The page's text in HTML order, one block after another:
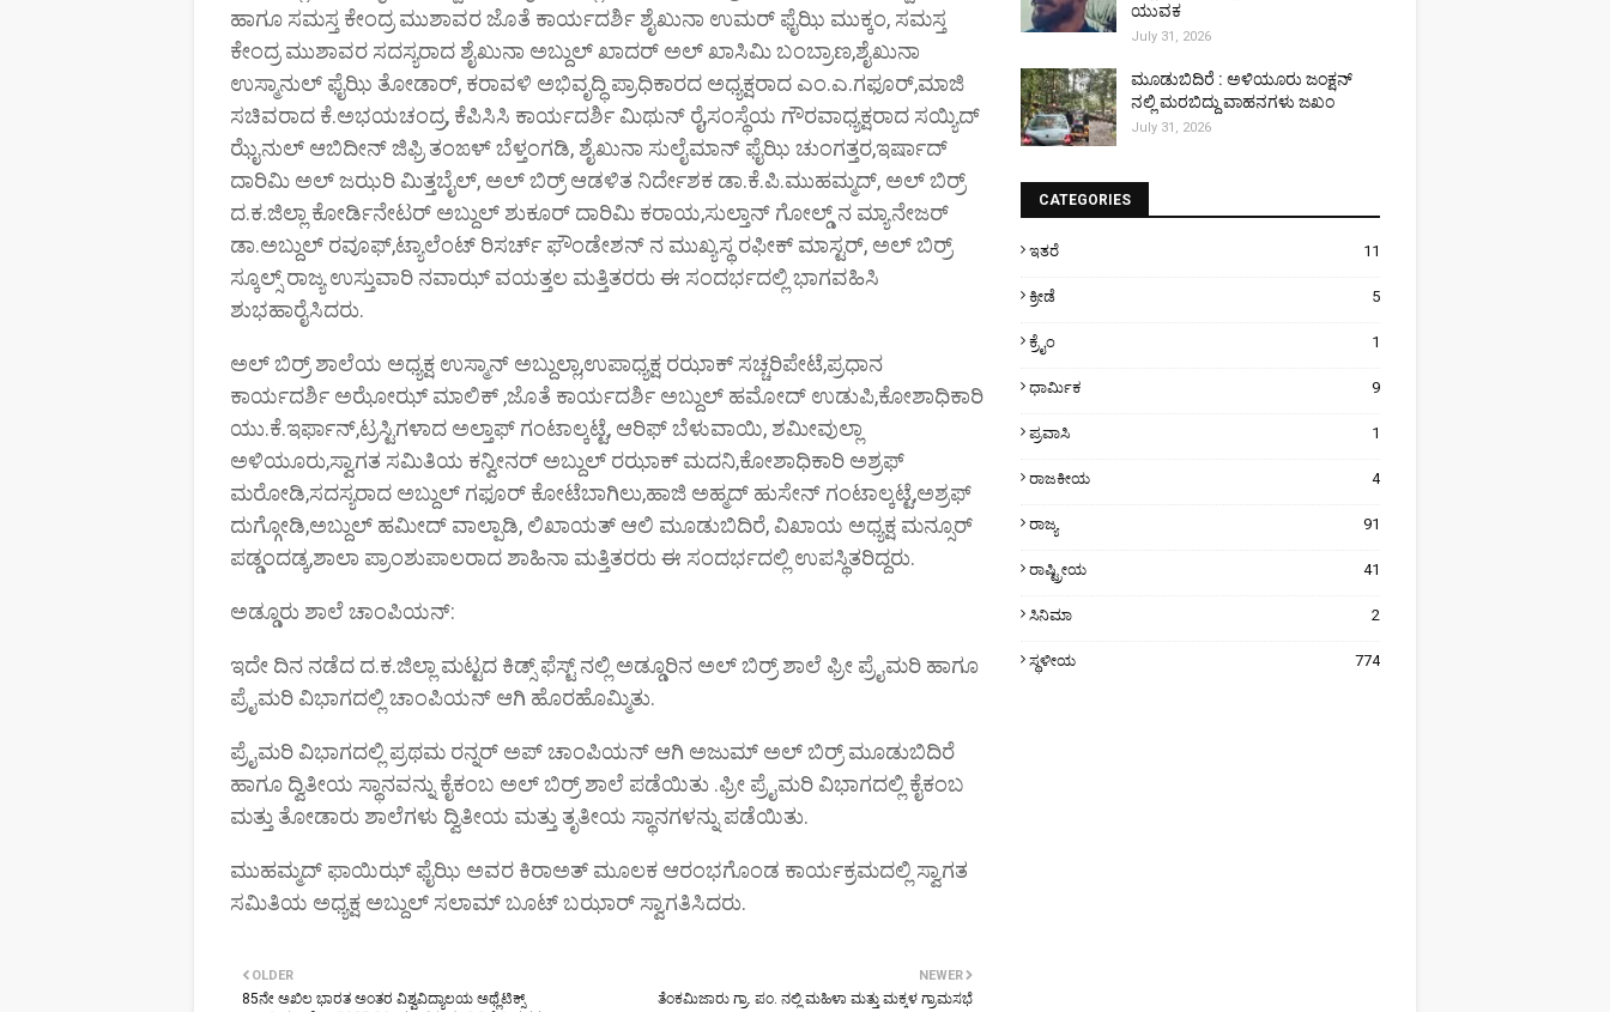
ಹಾಗೂ ಸಮಸ್ತ ಕೇಂದ್ರ ಮುಶಾವರ ಜೊತೆ ಕಾರ್ಯದರ್ಶಿ ಶೈಖುನಾ ಉಮರ್ ಫೈಝಿ ಮುಕ್ಕಂ, ಸಮಸ್ತ
ಕೇಂದ್ರ ಮುಶಾವರ ಸದಸ್ಯರಾದ ಶೈಖುನಾ ಅಬ್ದುಲ್ ಖಾದರ್ ಅಲ್ ಖಾಸಿಮಿ ಬಂಬ್ರಾಣ,ಶೈಖುನಾ
ಉಸ್ಮಾನುಲ್ ಫೈಝಿ ತೋಡಾರ್, ಕರಾವಳಿ ಅಭಿವೃದ್ಧಿ ಪ್ರಾಧಿಕಾರದ ಅಧ್ಯಕ್ಷರಾದ ಎಂ.ಎ.ಗಫೂರ್,ಮಾಜಿ
ಸಚಿವರಾದ ಕೆ.ಅಭಯಚಂದ್ರ, ಕೆಪಿಸಿಸಿ ಕಾರ್ಯದರ್ಶಿ ಮಿಥುನ್ ರೈ,ಸಂಸ್ಥೆಯ ಗೌರವಾಧ್ಯಕ್ಷರಾದ ಸಯ್ಯಿದ್
ಝೈನುಲ್ ಆಬಿದೀನ್ ಜಿಫ್ರಿ ತಂಙಳ್ ಬೆಳ್ತಂಗಡಿ, ಶೈಖುನಾ ಸುಲೈಮಾನ್ ಫೈಝಿ ಚುಂಗತ್ತರ,ಇರ್ಷಾದ್
ದಾರಿಮಿ ಅಲ್ ಜಝರಿ ಮಿತ್ತಬೈಲ್, ಅಲ್ ಬಿರ್ರ್ ಆಡಳಿತ ನಿರ್ದೇಶಕ ಡಾ.ಕೆ.ಪಿ.ಮುಹಮ್ಮದ್, ಅಲ್ ಬಿರ್ರ್
ದ.ಕ.ಜಿಲ್ಲಾ ಕೋರ್ಡಿನೇಟರ್ ಅಬ್ದುಲ್ ಶುಕೂರ್ ದಾರಿಮಿ ಕರಾಯ,ಸುಲ್ತಾನ್ ಗೋಲ್ಡ್ ನ ಮ್ಯಾನೇಜರ್
ಡಾ.ಅಬ್ದುಲ್ ರವೂಫ್,ಟ್ಯಾಲೆಂಟ್‌ ರಿಸರ್ಚ್ ಫೌಂಡೇಶನ್ ನ ಮುಖ್ಯಸ್ಥ ರಫೀಕ್ ಮಾಸ್ಟರ್, ಅಲ್ ಬಿರ್ರ್
ಸ್ಕೂಲ್ಸ್ ರಾಜ್ಯ ಉಸ್ತುವಾರಿ ನವಾಝ್ ವಯತ್ತಲ ಮತ್ತಿತರರು ಈ ಸಂದರ್ಭದಲ್ಲಿ ಭಾಗವಹಿಸಿ
ಶುಭಹಾರೈಸಿದರು.
ಅಲ್ ಬಿರ್ರ್ ಶಾಲೆಯ ಅಧ್ಯಕ್ಷ ಉಸ್ಮಾನ್ ಅಬ್ದುಲ್ಲಾ,ಉಪಾಧ್ಯಕ್ಷ ರಝಾಕ್ ಸಚ್ಚರಿಪೇಟೆ,ಪ್ರಧಾನ
ಕಾರ್ಯದರ್ಶಿ ಅಝೋಝ್ ಮಾಲಿಕ್ ,ಜೊತೆ ಕಾರ್ಯದರ್ಶಿ ಅಬ್ದುಲ್ ಹಮೋದ್ ಉಡುಪಿ,ಕೋಶಾಧಿಕಾರಿ
ಯು.ಕೆ.ಇರ್ಫಾನ್,ಟ್ರಸ್ಟಿಗಳಾದ ಅಲ್ತಾಫ್ ಗಂಟಾಲ್ಕಟ್ಟೆ, ಆರಿಫ್ ಬೆಳುವಾಯಿ, ಶಮೀವುಲ್ಲಾ
ಅಳಿಯೂರು,ಸ್ವಾಗತ ಸಮಿತಿಯ ಕನ್ವೀನರ್ ಅಬ್ದುಲ್ ರಝಾಕ್ ಮದನಿ,ಕೋಶಾಧಿಕಾರಿ ಅಶ್ರಫ್
ಮರೋಡಿ,ಸದಸ್ಯರಾದ ಅಬ್ದುಲ್ ಗಫೂರ್ ಕೋಟೆಬಾಗಿಲು,ಹಾಜಿ ಅಹ್ಮದ್ ಹುಸೇನ್ ಗಂಟಾಲ್ಕಟ್ಟೆ,ಅಶ್ರಫ್
ದುಗ್ಗೋಡಿ,ಅಬ್ದುಲ್ ಹಮೀದ್ ವಾಲ್ಪಾಡಿ, ಲಿಖಾಯತ್ ಆಲಿ ಮೂಡುಬಿದಿರೆ, ವಿಖಾಯ ಅಧ್ಯಕ್ಷ ಮನ್ಸೂರ್
ಪಡ್ಡಂದಡ್ಕ,ಶಾಲಾ ಪ್ರಾಂಶುಪಾಲರಾದ ಶಾಹಿನಾ ಮತ್ತಿತರರು ಈ ಸಂದರ್ಭದಲ್ಲಿ ಉಪಸ್ಥಿತರಿದ್ದರು.
ಅಡ್ಡೂರು ಶಾಲೆ ಚಾಂಪಿಯನ್:
ಇದೇ ದಿನ ನಡೆದ ದ.ಕ.ಜಿಲ್ಲಾ ಮಟ್ಟದ ಕಿಡ್ಸ್ ಫೆಸ್ಟ್ ನಲ್ಲಿ ಅಡ್ಡೂರಿನ ಅಲ್ ಬಿರ್ರ್ ಶಾಲೆ ಫ್ರೀ ಪ್ರೈಮರಿ ಹಾಗೂ
ಪ್ರೈಮರಿ ವಿಭಾಗದಲ್ಲಿ ಚಾಂಪಿಯನ್‌ ಆಗಿ ಹೊರಹೊಮ್ಮಿತು.
ಪ್ರೈಮರಿ ವಿಭಾಗದಲ್ಲಿ ಪ್ರಥಮ ರನ್ನರ್ ಅಪ್ ಚಾಂಪಿಯನ್ ಆಗಿ ಅಜುಮ್ ಅಲ್ ಬಿರ್ರ್ ಮೂಡುಬಿದಿರೆ
ಹಾಗೂ ದ್ವಿತೀಯ ಸ್ಥಾನವನ್ನು ಕೈಕಂಬ ಅಲ್ ಬಿರ್ರ್ ಶಾಲೆ ಪಡೆಯಿತು ‌‌.ಫ್ರೀ ಪ್ರೈಮರಿ ವಿಭಾಗದಲ್ಲಿ ಕೈಕಂಬ
ಮತ್ತು ತೋಡಾರು ಶಾಲೆಗಳು ದ್ವಿತೀಯ ಮತ್ತು ತೃತೀಯ ಸ್ಥಾನಗಳನ್ನು ಪಡೆಯಿತು.
ಮುಹಮ್ಮದ್ ಫಾಯಿಝ್ ಫೈಝಿ ಅವರ ಕಿರಾಅತ್ ಮೂಲಕ ಆರಂಭಗೊಂಡ ಕಾರ್ಯಕ್ರಮದಲ್ಲಿ ಸ್ವಾಗತ
ಸಮಿತಿಯ ಅಧ್ಯಕ್ಷ ಅಬ್ದುಲ್ ಸಲಾಮ್ ಬೂಟ್ ಬಝಾರ್ ಸ್ವಾಗತಿಸಿದರು.
NEWER
ತೆಂಕಮಿಜಾರು ಗ್ರಾ. ಪಂ. ನಲ್ಲಿ ಮಹಿಳಾ ಮತ್ತು ಮಕ್ಕಳ ಗ್ರಾಮಸಭೆ
OLDER
85ನೇ ಅಖಿಲ ಭಾರತ ಅಂತರ ವಿಶ್ವವಿದ್ಯಾಲಯ ಅಥ್ಲೆಟಿಕ್ಸ್
ಯುವಕ
July 31, 2026
ಮೂಡುಬಿದಿರೆ : ಅಳಿಯೂರು ಜಂಕ್ಷನ್
ನಲ್ಲಿ ಮರಬಿದ್ದು ವಾಹನಗಳು ಜಖಂ
July 31, 2026
CATEGORIES
ಇತರೆ 11
ಕ್ರೀಡೆ 5
ಕ್ರೈಂ 1
ಧಾರ್ಮಿಕ 9
ಪ್ರವಾಸಿ 1
ರಾಜಕೀಯ 4
ರಾಜ್ಯ 91
ರಾಷ್ಟ್ರೀಯ 41
ಸಿನಿಮಾ 2
ಸ್ಥಳೀಯ 774